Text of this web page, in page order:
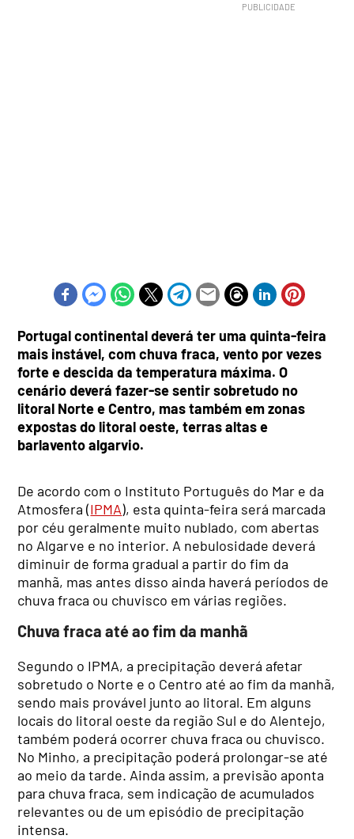
Portugal continental deverá ter uma quinta-feira
mais instável, com chuva fraca, vento por vezes
forte e descida da temperatura máxima. O
cenário deverá fazer-se sentir sobretudo no
litoral Norte e Centro, mas também em zonas
expostas do litoral oeste, terras altas e
barlavento algarvio.
De acordo com o Instituto Português do Mar e da
Atmosfera (IPMA), esta quinta-feira será marcada
por céu geralmente muito nublado, com abertas
no Algarve e no interior. A nebulosidade deverá
diminuir de forma gradual a partir do fim da
manhã, mas antes disso ainda haverá períodos de
chuva fraca ou chuvisco em várias regiões.
Chuva fraca até ao fim da manhã
Segundo o IPMA, a precipitação deverá afetar
sobretudo o Norte e o Centro até ao fim da manhã,
sendo mais provável junto ao litoral. Em alguns
locais do litoral oeste da região Sul e do Alentejo,
também poderá ocorrer chuva fraca ou chuvisco.
No Minho, a precipitação poderá prolongar-se até
ao meio da tarde. Ainda assim, a previsão aponta
para chuva fraca, sem indicação de acumulados
relevantes ou de um episódio de precipitação
intensa.